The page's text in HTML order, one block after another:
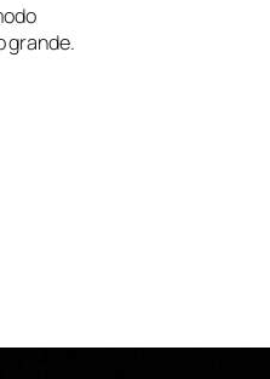
grande.